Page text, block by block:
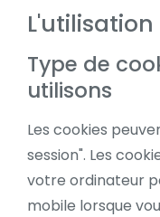
Type de
utilisons
Les cookies
session". Les
votre ordinateur
mobile lorsque